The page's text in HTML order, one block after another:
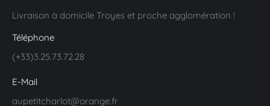
Livraison à domicile Troyes et proche agglomération !
Téléphone
(+33)3.25.73.72.28
E-Mail
aupetitcharlot@orange.fr